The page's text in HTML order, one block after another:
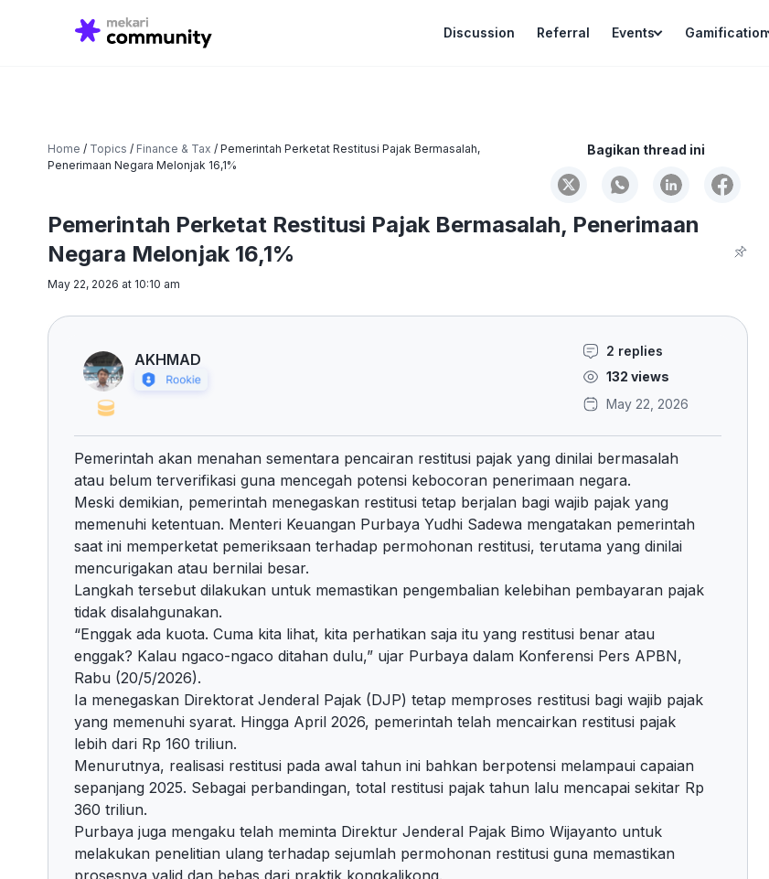
Discussion Referral Events Gamification
for:
Home / Topics / Finance & Tax / Pemerintah Perketat Restitusi Pajak Bermasalah,
Penerimaan Negara Melonjak 16,1%
Bagikan thread ini
Pemerintah Perketat Restitusi Pajak Bermasalah, Penerimaan
Negara Melonjak 16,1%
May 22, 2026 at 10:10 am
AKHMAD
2 replies
132 views
May 22, 2026
Pemerintah akan menahan sementara pencairan restitusi pajak yang dinilai bermasalah
atau belum terverifikasi guna mencegah potensi kebocoran penerimaan negara.
Meski demikian, pemerintah menegaskan restitusi tetap berjalan bagi wajib pajak yang
memenuhi ketentuan. Menteri Keuangan Purbaya Yudhi Sadewa mengatakan pemerintah
saat ini memperketat pemeriksaan terhadap permohonan restitusi, terutama yang dinilai
mencurigakan atau bernilai besar.
Langkah tersebut dilakukan untuk memastikan pengembalian kelebihan pembayaran pajak
tidak disalahgunakan.
“Enggak ada kuota. Cuma kita lihat, kita perhatikan saja itu yang restitusi benar atau
enggak? Kalau ngaco-ngaco ditahan dulu,” ujar Purbaya dalam Konferensi Pers APBN,
Rabu (20/5/2026).
Ia menegaskan Direktorat Jenderal Pajak (DJP) tetap memproses restitusi bagi wajib pajak
yang memenuhi syarat. Hingga April 2026, pemerintah telah mencairkan restitusi pajak
lebih dari Rp 160 triliun.
Menurutnya, realisasi restitusi pada awal tahun ini bahkan berpotensi melampaui capaian
sepanjang 2025. Sebagai perbandingan, total restitusi pajak tahun lalu mencapai sekitar Rp
360 triliun.
Purbaya juga mengaku telah meminta Direktur Jenderal Pajak Bimo Wijayanto untuk
melakukan penelitian ulang terhadap sejumlah permohonan restitusi guna memastikan
prosesnya valid dan bebas dari praktik kongkalikong.